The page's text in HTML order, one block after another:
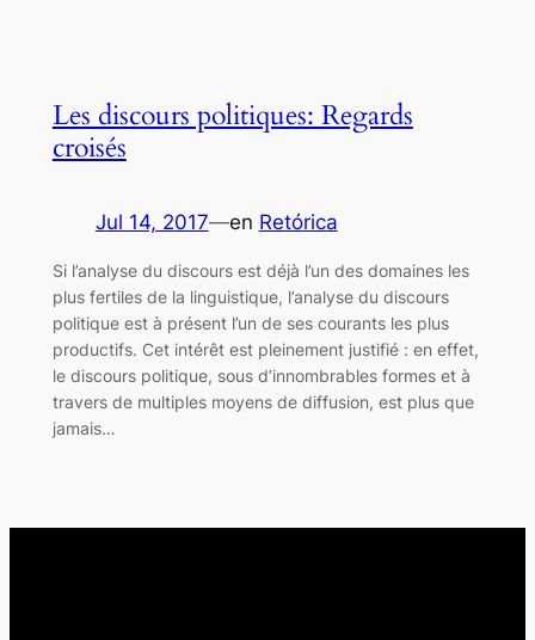
Les discours politiques: Regards
croisés
Jul 14, 2017—en Retórica
Si l’analyse du discours est déjà l’un des domaines les
plus fertiles de la linguistique, l’analyse du discours
politique est à présent l’un de ses courants les plus
productifs. Cet intérêt est pleinement justifié : en effet,
le discours politique, sous d’innombrables formes et à
travers de multiples moyens de diffusion, est plus que
jamais…